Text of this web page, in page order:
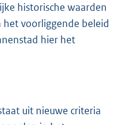
historische waarden
voorliggende beleid
hier het
uit nieuwe criteria